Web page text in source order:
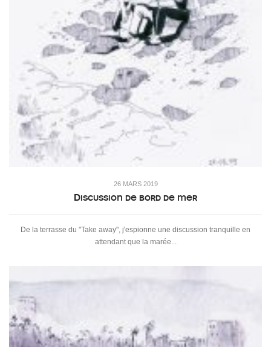
26 MARS 2019
Discussion de bord de mer
De la terrasse du "Take away", j'espionne une discussion tranquille en
attendant que la marée...